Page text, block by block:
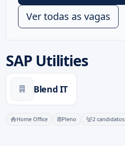
SAP Utilities
Blend IT
Home Office Pleno 2 candidatos
Ver todas as vagas